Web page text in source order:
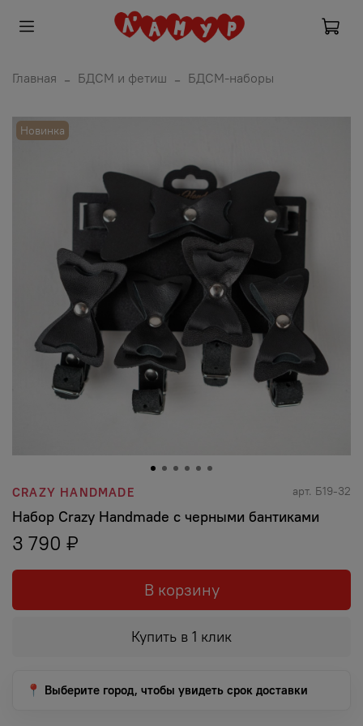
Главная БДСМ и фетиш БДСМ-наборы
Новинка
CRAZY HANDMADE арт. Б19-32
Набор Crazy Handmade с черными бантиками
3 790 ₽
В корзину
Купить в 1 клик
📍 Выберите город, чтобы увидеть срок доставки